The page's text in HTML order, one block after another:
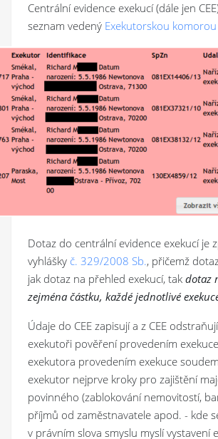
Centrální evidence exekucí (dále jen
seznam vedený Exekutorskou komorou
Dotaz do centrální evidence exekucí je
vyhlášky č. 329/2008 Sb., přičemž
jak dotaz na přehled exekucí, tak dotaz
zejména částku, každé jednotlivé
Údaje do CEE zapisují a z CEE
exekutoři pověření provedením
exekutora provedením exekuce
exekutor nejprve kroky pro zajištění
povinného (zablokování nemovitostí,
příjmů od zaměstnavatele apod. - kde
v právním slova smyslu myslí vystavení